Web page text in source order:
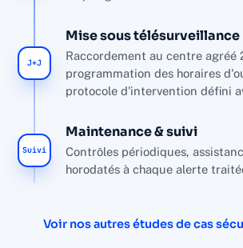
J+J
Mise sous télésurveillance
Raccordement au centre agréé
programmation des horaires
protocole d'intervention défini
Suivi
Maintenance & suivi
Contrôles périodiques,
horodatés à chaque alerte
Voir nos autres études de cas